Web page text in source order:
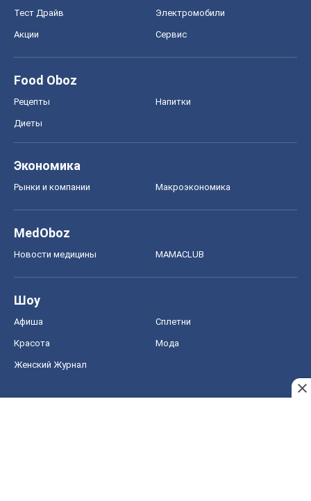
Тест Драйв Электромобили
Акции Сервис
Food Oboz
Рецепты Напитки
Диеты
Экономика
Рынки и компании Mакроэкономика
MedOboz
Новости медицины MAMACLUB
Шоу
Афиша Сплетни
Красота Мода
Женский Журнал